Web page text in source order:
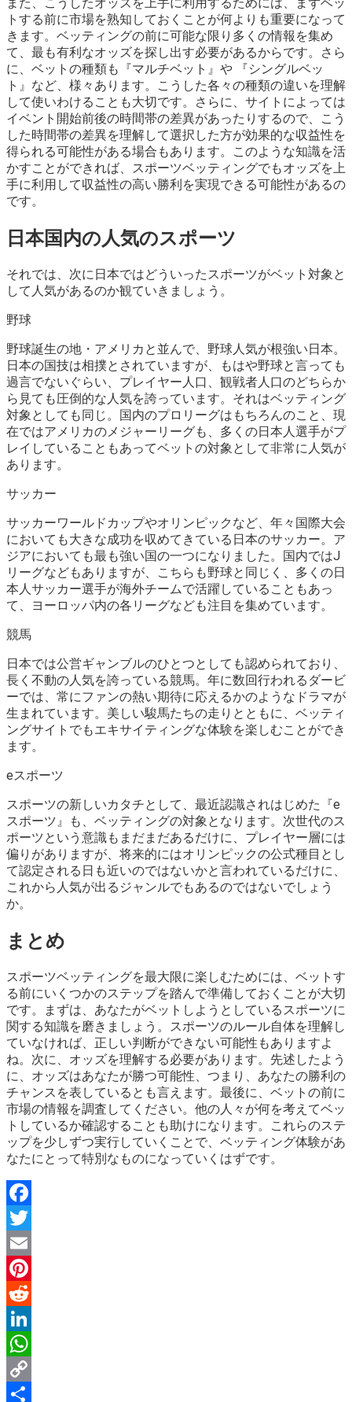
トする前に市場を熟知しておくことが何よりも重要になって
きます。ベッティングの前に可能な限り多くの情報を集め
て、最も有利なオッズを探し出す必要があるからです。さら
に、ベットの種類も『マルチベット』や 『シングルベッ
ト』など、様々あります。こうした各々の種類の違いを理解
して使いわけることも大切です。さらに、サイトによっては
イベント開始前後の時間帯の差異があったりするので、こう
した時間帯の差異を理解して選択した方が効果的な収益性を
得られる可能性がある場合もあります。このような知識を活
かすことができれば、スポーツベッティングでもオッズを上
手に利用して収益性の高い勝利を実現できる可能性があるの
です。
日本国内の人気のスポーツ
それでは、次に日本ではどういったスポーツがベット対象と
して人気があるのか観ていきましょう。
野球
野球誕生の地・アメリカと並んで、野球人気が根強い日本。
日本の国技は相撲とされていますが、もはや野球と言っても
過言でないぐらい、プレイヤー人口、観戦者人口のどちらか
ら見ても圧倒的な人気を誇っています。それはベッティング
対象としても同じ。国内のプロリーグはもちろんのこと、現
在ではアメリカのメジャーリーグも、多くの日本人選手がプ
レイしていることもあってベットの対象として非常に人気が
あります。
サッカー
サッカーワールドカップやオリンピックなど、年々国際大会
においても大きな成功を収めてきている日本のサッカー。ア
ジアにおいても最も強い国の一つになりました。国内ではJ
リーグなどもありますが、こちらも野球と同じく、多くの日
本人サッカー選手が海外チームで活躍していることもあっ
て、ヨーロッパ内の各リーグなども注目を集めています。
競馬
日本では公営ギャンブルのひとつとしても認められており、
長く不動の人気を誇っている競馬。年に数回行われるダービ
ーでは、常にファンの熱い期待に応えるかのようなドラマが
生まれています。美しい駿馬たちの走りとともに、ベッティ
ングサイトでもエキサイティングな体験を楽しむことができ
ます。
eスポーツ
スポーツの新しいカタチとして、最近認識されはじめた『e
スポーツ』も、ベッティングの対象となります。次世代のス
ポーツという意識もまだまだあるだけに、プレイヤー層には
偏りがありますが、将来的にはオリンピックの公式種目とし
て認定される日も近いのではないかと言われているだけに、
これから人気が出るジャンルでもあるのではないでしょう
か。
まとめ
スポーツベッティングを最大限に楽しむためには、ベットす
る前にいくつかのステップを踏んで準備しておくことが大切
です。まずは、あなたがベットしようとしているスポーツに
関する知識を磨きましょう。スポーツのルール自体を理解し
ていなければ、正しい判断ができない可能性もありますよ
ね。次に、オッズを理解する必要があります。先述したよう
に、オッズはあなたが勝つ可能性、つまり、あなたの勝利の
チャンスを表しているとも言えます。最後に、ベットの前に
市場の情報を調査してください。他の人々が何を考えてベッ
トしているか確認することも助けになります。これらのステ
ップを少しずつ実行していくことで、ベッティング体験があ
なたにとって特別なものになっていくはずです。
Facebook
Twitter
Email
Pinterest
Reddit
LinkedIn
WhatsApp
Copy